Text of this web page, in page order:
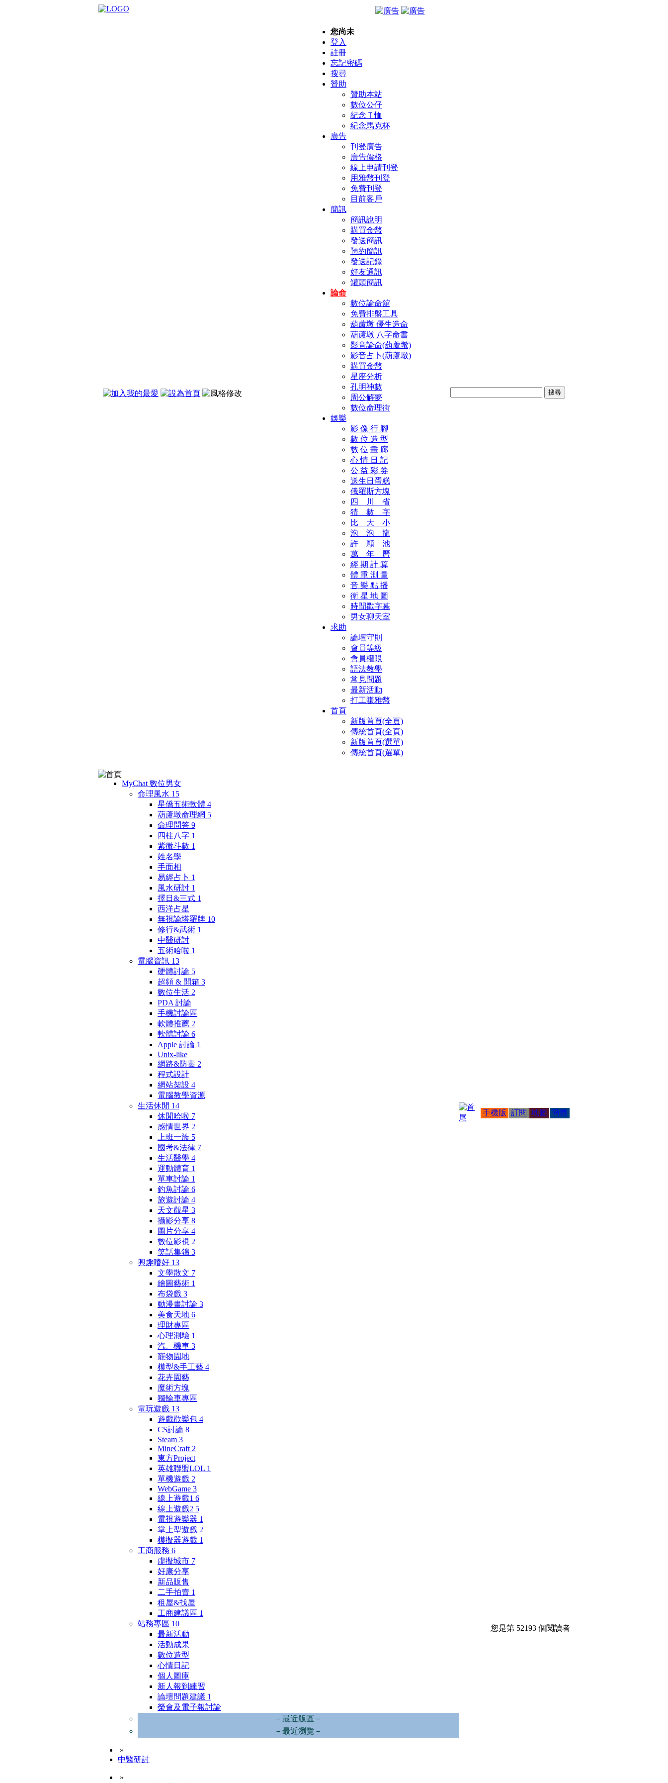
您尚未
登入
註冊
忘記密碼
搜尋
贊助
贊助本站
數位公仔
紀念Ｔ恤
紀念馬克杯
廣告
刊登廣告
廣告價格
線上申請刊登
用雅幣刊登
免費刊登
目前客戶
簡訊
簡訊說明
購買金幣
發送簡訊
預約簡訊
發送記錄
好友通訊
罐頭簡訊
論命
數位論命舘
免費排盤工具
葫蘆墩 優生造命
葫蘆墩 八字命書
影音論命(葫蘆墩)
影音占卜(葫蘆墩)
購買金幣
星座分析
孔明神數
周公解夢
數位命理街
娛樂
影 像 行 腳
數 位 造 型
數 位 畫 廊
心 情 日 記
公 益 彩 券
送生日蛋糕
俄羅斯方塊
四 川 省
猜 數 字
比 大 小
泡 泡 龍
許 願 池
萬 年 曆
經 期 計 算
體 重 測 量
音 樂 點 播
衛 星 地 圖
時間戳字幕
男女聊天室
求助
論壇守則
會員等級
會員權限
語法教學
常見問題
最新活動
打工賺雅幣
首頁
新版首頁(全頁)
傳統首頁(全頁)
新版首頁(選單)
傳統首頁(選單)
MyChat 數位男女
命理風水 15
星僑五術軟體 4
葫蘆墩命理網 5
命理問答 9
四柱八字 1
紫微斗數 1
姓名學
手面相
易經占卜 1
風水研討 1
擇日&三式 1
西洋占星
無視論塔羅牌 10
修行&武術 1
中醫研討
五術哈啦 1
電腦資訊 13
硬體討論 5
超頻 & 開箱 3
數位生活 2
PDA 討論
手機討論區
軟體推薦 2
軟體討論 6
Apple 討論 1
Unix-like
網路&防毒 2
程式設計
網站架設 4
電腦教學資源
生活休閒 14
休閒哈啦 7
感情世界 2
上班一族 5
國考&法律 7
生活醫學 4
運動體育 1
單車討論 1
釣魚討論 6
旅遊討論 4
天文觀星 3
攝影分享 8
圖片分享 4
數位影視 2
笑話集錦 3
興趣嗜好 13
文學散文 7
繪圖藝術 1
布袋戲 3
動漫畫討論 3
美食天地 6
理財專區
心理測驗 1
汽、機車 3
寵物園地
模型&手工藝 4
花卉園藝
魔術方塊
獨輪車專區
電玩遊戲 13
遊戲歡樂包 4
CS討論 8
Steam 3
MineCraft 2
東方Project
英雄聯盟LOL 1
單機遊戲 2
WebGame 3
線上遊戲1 6
線上遊戲2 5
電視遊樂器 1
掌上型遊戲 2
模擬器遊戲 1
工商服務 6
虛擬城市 7
好康分享
新品販售
二手拍賣 1
租屋&找屋
工商建議區 1
站務專區 10
最新活動
活動成果
數位造型
心情日記
個人圖庫
新人報到練習
論壇問題建議 1
榮會及電子報討論
－最近版區－
－最近瀏覽－
»
中醫研討
»
手機版 訂閱 地圖 簡體
您是第 52193 個閱讀者